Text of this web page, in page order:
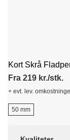
Kort Skrå
Fra 219 kr./stk.
+ evt. lev.
50 mm